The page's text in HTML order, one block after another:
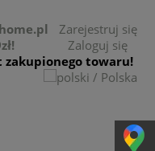
zakupionego towaru!
Zarejestruj się
Zaloguj się